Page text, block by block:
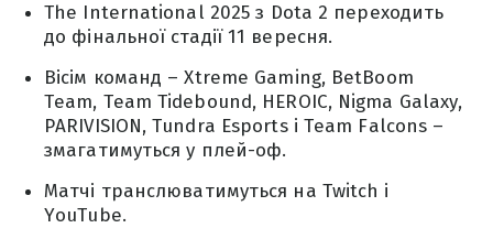
The International 2025 з Dota 2 переходить
до фінальної стадії 11 вересня.
Вісім команд – Xtreme Gaming, BetBoom
Team, Team Tidebound, HEROIC, Nigma Galaxy,
PARIVISION, Tundra Esports і Team Falcons –
змагатимуться у плей-оф.
Матчі транслюватимуться на Twitch і
YouTube.